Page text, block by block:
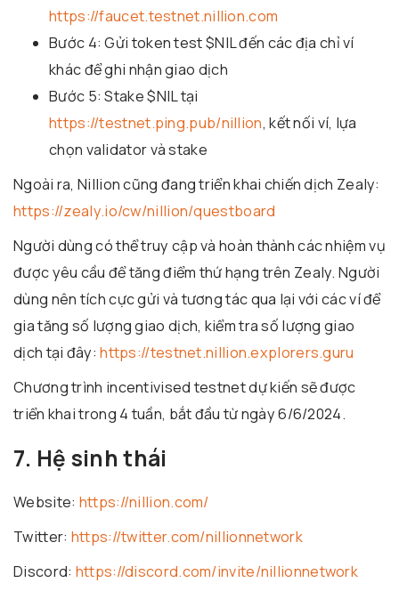
https://faucet.testnet.nillion.com
Bước 4: Gửi token test $NIL đến các địa chỉ ví
khác để ghi nhận giao dịch
Bước 5: Stake $NIL tại
https://testnet.ping.pub/nillion, kết nối ví, lựa
chọn validator và stake
Ngoài ra, Nillion cũng đang triển khai chiến dịch Zealy:
https://zealy.io/cw/nillion/questboard
Người dùng có thể truy cập và hoàn thành các nhiệm vụ
được yêu cầu để tăng điểm thứ hạng trên Zealy. Người
dùng nên tích cực gửi và tương tác qua lại với các ví để
gia tăng số lượng giao dịch, kiểm tra số lượng giao
dịch tại đây:https://testnet.nillion.explorers.guru
Chương trình incentivised testnet dự kiến sẽ được
triển khai trong 4 tuần, bắt đầu từ ngày 6/6/2024.
7. Hệ sinh thái
Website: https://nillion.com/
Twitter: https://twitter.com/nillionnetwork
Discord: https://discord.com/invite/nillionnetwork